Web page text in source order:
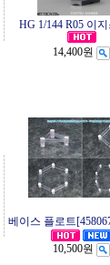
HG 1/144 R05 이
14,400원
베이스 플로트
10,500원